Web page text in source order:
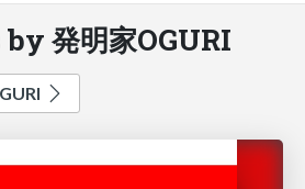
発明家OGURI